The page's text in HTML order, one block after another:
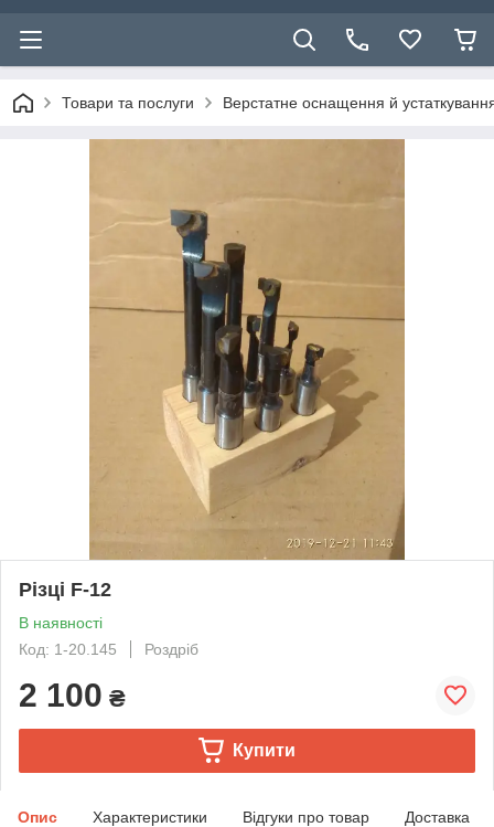
Товари та послуги Верстатне оснащення й
Різці F-12
В наявності
Код: 1-20.145
Роздріб
2 100 ₴
Купити
Опис Характеристики Відгуки про товар Доставка